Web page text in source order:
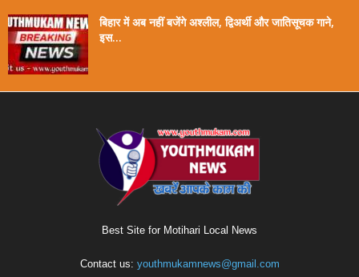
बिहार में अब नहीं बजेंगे अश्लील, द्विअर्थी और जातिसूचक गाने,
इस...
Best Site for Motihari Local News
Contact us: youthmukamnews@gmail.com